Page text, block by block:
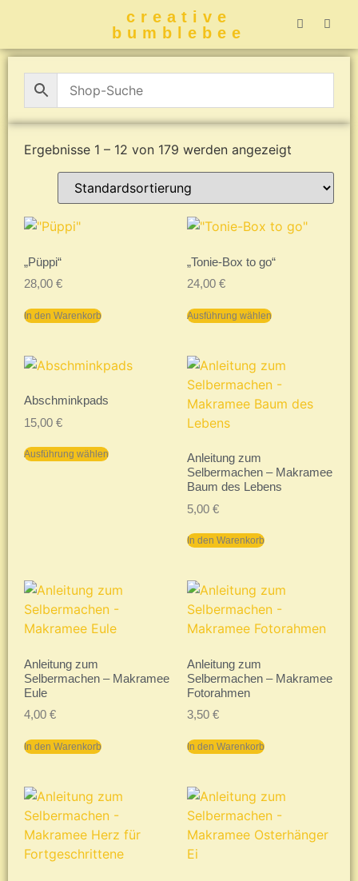
creative
bumblebee
Ergebnisse 1 – 12 von 179 werden angezeigt
„Püppi“
28,00 €
In den Warenkorb
„Tonie-Box to go“
24,00 €
Ausführung wählen
Abschminkpads
15,00 €
Ausführung wählen
Anleitung zum
Selbermachen – Makramee
Baum des Lebens
5,00 €
In den Warenkorb
Anleitung zum
Selbermachen – Makramee
Eule
4,00 €
In den Warenkorb
Anleitung zum
Selbermachen – Makramee
Fotorahmen
3,50 €
In den Warenkorb